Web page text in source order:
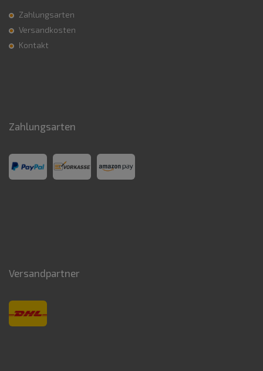
Zahlungsarten
Versandkosten
Kontakt
Zahlungsarten
Versandpartner